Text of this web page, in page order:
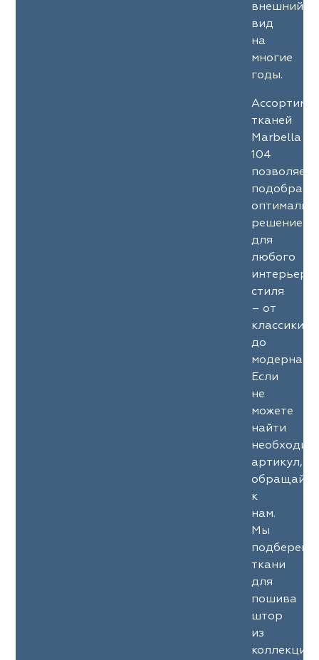
внешний
вид
на
многие
годы.
тканей
Marbella
104
позволяет
подобрать
решение
для
любого
стиля
– от
классики
до
модерна.
Если
не
можете
найти
артикул,
к
нам.
Мы
подберем
ткани
для
пошива
штор
из